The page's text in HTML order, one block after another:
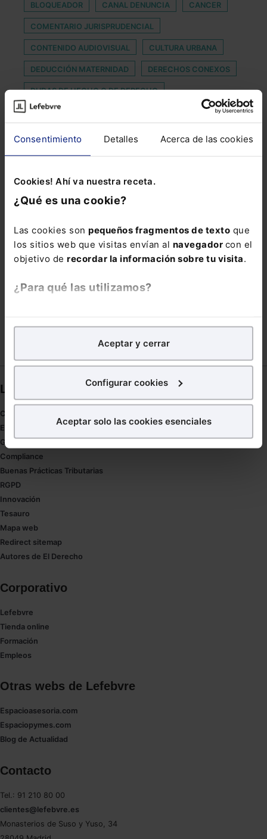
Consentimiento Detalles Acerca de las cookies
Cookies! Ahí va nuestra receta.
¿Qué es una cookie?
Las cookies son pequeños fragmentos de texto que
los sitios web que visitas envían al navegador con el
objetivo de recordar la información sobre tu visita.
¿Para qué las utilizamos?
analíticospara tratar demejorar tu experienciaen
nuestra página web. También con fines publicitarios,
para poder mostrarte publicidad y contenidos de tu
¿Qué puedes hacer?
en la web sea óptima
Puedes
todas las cookies excepto aquellas imprescindibles.
También puedes
seleccionar solo aquellas que quieras permitir en tu
navegador. Si no seleccionas ninguna utilizaremos
las que sean indispensables para la navegación.
Saber más acerca de las cookies
Aceptar y cerrar
Configurar cookies
Aceptar solo las cookies esenciales
BLOQUEADOR CANAL DENUNCIA CANCER
COMENTARIO JURISPRUDENCIAL
CONTENIDO AUDIOVISUAL CULTURA URBANA
DEDUCCIÓN MATERNIDAD DERECHOS CONEXOS
DUDAS DE HECHO O DE DERECHO
ECONOMÍA PROCESAL EMPLEADAS DEL HOGAR
ESTATUTO DE LOS TRABAJADORES FELICIDAD
FLATWORLD IESE INDISCUTIBLE
LEY DE INTEGRACIÓN COOPERATIVA
LEY DEL ESTATUTO BÁSICO DEL EMPLEADO PÚBLICO
PERSONAS MAYORES
PLAN ESPECIAL URBANISTICO RECONVENIO
RENOVACIÓN DE NOMBRAMIENTOS
Links directos
Coronavirus
Estudio de salud abogacía
Gestión de despachos
Compliance
Buenas Prácticas Tributarias
RGPD
Innovación
Tesauro
Mapa web
Redirect sitemap
Autores de El Derecho
Corporativo
Lefebvre
Tienda online
Formación
Empleos
Otras webs de Lefebvre
Espacioasesoria.com
Espaciopymes.com
Blog de Actualidad
Contacto
Tel.: 91 210 80 00
clientes@lefebvre.es
Monasterios de Suso y Yuso, 34